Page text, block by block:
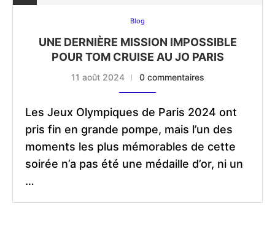
Blog
UNE DERNIÈRE MISSION IMPOSSIBLE
POUR TOM CRUISE AU JO PARIS
11 août 2024 0 commentaires
Les Jeux Olympiques de Paris 2024 ont
pris fin en grande pompe, mais l’un des
moments les plus mémorables de cette
soirée n’a pas été une médaille d’or, ni un
…